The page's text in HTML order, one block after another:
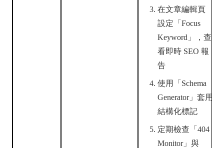
在文章編輯頁
設定「Focus
Keyword」，查
看即時 SEO 報
告
使用「Schema
Generator」套用
結構化標記
定期檢查「404
Monitor」與